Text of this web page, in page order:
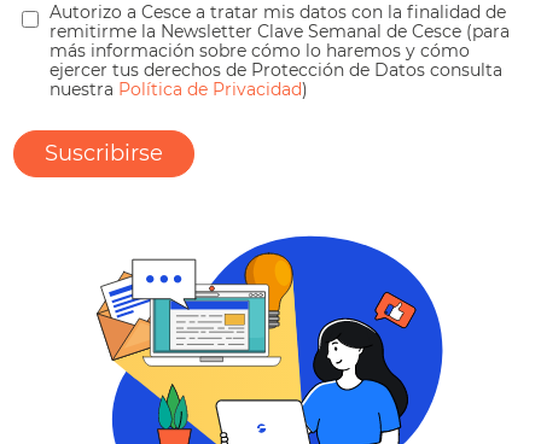
Autorizo a Cesce a tratar mis datos con la finalidad de
remitirme la Newsletter Clave Semanal de Cesce (para
más información sobre cómo lo haremos y cómo
ejercer tus derechos de Protección de Datos consulta
nuestra Política de Privacidad)